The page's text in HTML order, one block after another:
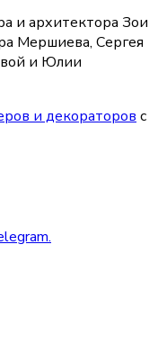
и архитектора Зои
Мершиева, Сергея
и Юлии
и декораторов с